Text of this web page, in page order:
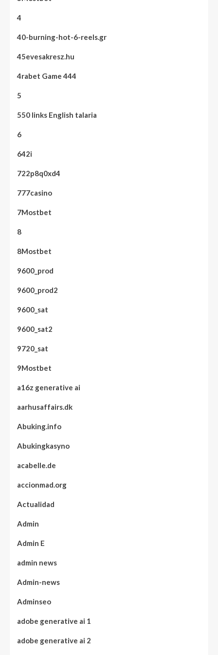
4
40-burning-hot-6-reels.gr
45evesakresz.hu
4rabet Game 444
5
550 links English talaria
6
642i
722p8q0xd4
777casino
7Mostbet
8
8Mostbet
9600_prod
9600_prod2
9600_sat
9600_sat2
9720_sat
9Mostbet
a16z generative ai
aarhusaffairs.dk
Abuking.info
Abukingkasyno
acabelle.de
accionmad.org
Actualidad
Admin
Admin E
admin news
Admin-news
Adminseo
adobe generative ai 1
adobe generative ai 2